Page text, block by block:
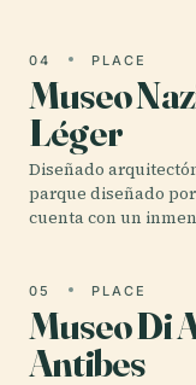
04 PLACE
Museo
Léger
Diseñado
parque diseñado
cuenta con un
05 PLACE
Museo Di
Antibes